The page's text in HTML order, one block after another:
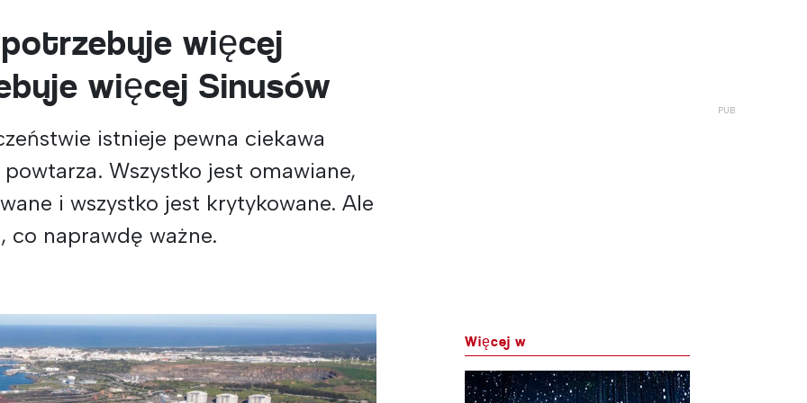
więcej
więcej Sinusów
istnieje pewna ciekawa
Wszystko jest omawiane,
i wszystko jest krytykowane. Ale
co naprawdę ważne.
Więcej w